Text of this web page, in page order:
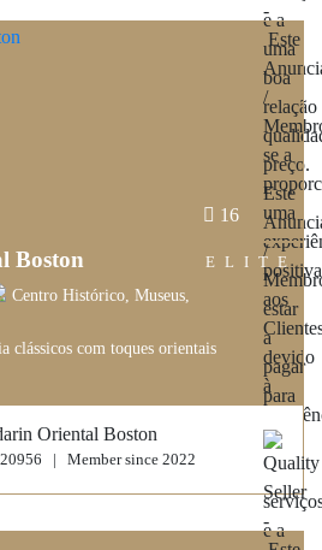
16
Boston
Centro Histórico, Museus,
clássicos com toques orientais
ELITE
Oriental Boston
| Member since 2022